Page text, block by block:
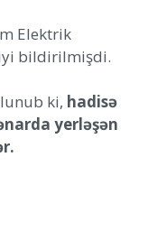
Elektrik
bildirilmişdi.
ki, hadisə
yerləşən